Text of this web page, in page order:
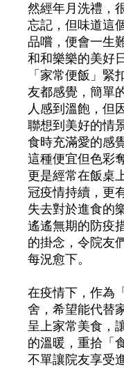
然經年月洗禮，
忘記，但味道這
品嚐，便會一生
和和樂樂的美好
「家常便飯」緊
友都感覺，簡單
人感到溫飽，但
聯想到美好的情
食時充滿愛的感
這種便宜但色彩
更是經常在飯桌
冠疫情持續，更
失去對於進食的
遙遙無期的防疫
的掛念，令院友
每況愈下。
在疫情下，作為
舍，希望能代替
呈上家常美食，
的溫暖，重拾「
不單讓院友享受